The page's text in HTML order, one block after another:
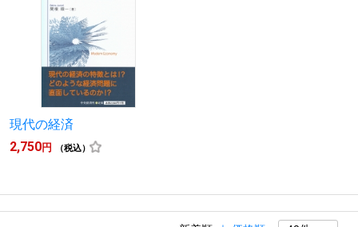
現代の経済
2,750円 （税込）